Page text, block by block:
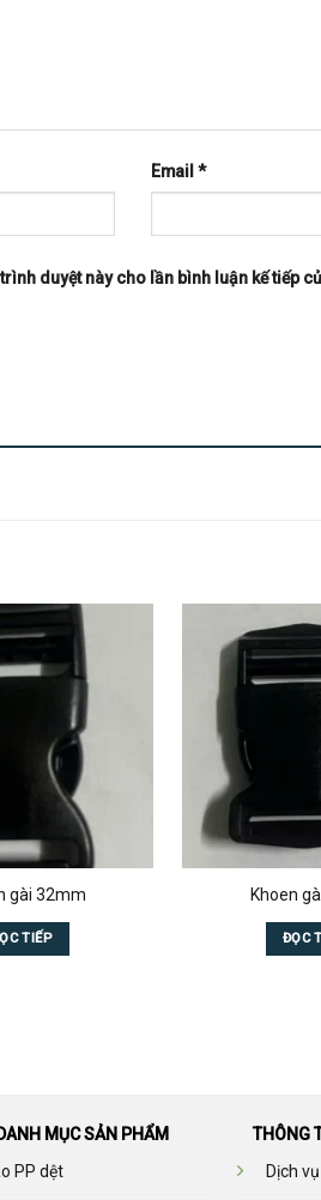
Email*
duyệt này cho lần bình luận kế tiếp
gài 32mm
TIẾP
Khoen
ĐỌC
DANH MỤC SẢN PHẨM
PP dệt
THÔNG
Dịch vụ